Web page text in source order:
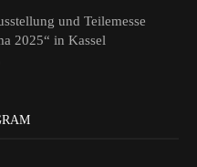
und Teilemesse
2025“ in Kassel